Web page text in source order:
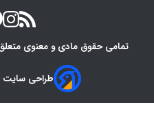
تمامی حقوق مادی و معنوی
طراحی سایت